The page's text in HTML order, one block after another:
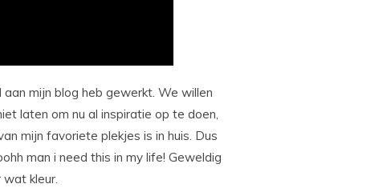
mijn blog heb gewerkt. We willen
laten om nu al inspiratie op te doen,
mijn favoriete plekjes is in huis. Dus
man i need this in my life! Geweldig
kleur.